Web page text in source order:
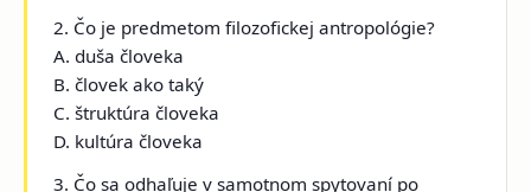
2. Čo je predmetom filozofickej antropológie?
A. duša človeka
B. človek ako taký
C. štruktúra človeka
D. kultúra človeka
3. Čo sa odhaľuje v samotnom spytovaní po